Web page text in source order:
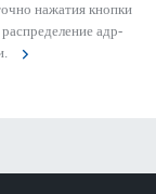
нажатия кнопки
адр­